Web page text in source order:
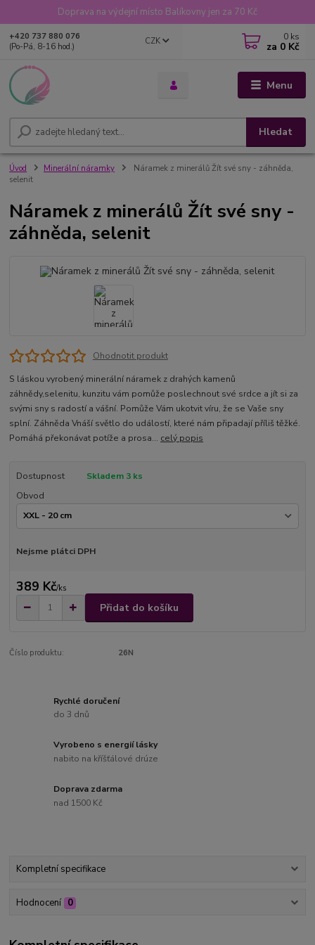
Doprava na výdejní místo Balíkovny jen za 70 Kč
Menu
CZK
Hledat
+420 737 880 076
(Po-Pá, 8-16 hod.)
0 ks
za 0 Kč
Úvod Minerální náramky
Náramek z minerálů Žít své sny - záhněda,
selenit
Náramek z minerálů Žít své sny -
záhněda, selenit
Ohodnotit produkt
S láskou vyrobený minerální náramek z drahých kamenů
záhnědy,selenitu, kunzitu vám pomůže poslechnout své srdce a jít si za
svými sny s radostí a vášní. Pomůže Vám ukotvit víru, že se Vaše sny
splní. Záhněda Vnáší světlo do událostí, které nám připadají příliš těžké.
Pomáhá překonávat potíže a prosa... celý popis
Dostupnost
Skladem 3 ks
Obvod
Nejsme plátci DPH
389 Kč/ks
Přidat do košíku
Číslo produktu: 26N
Rychlé doručení
do 3 dnů
Vyrobeno s energií lásky
nabito na kříšťálové drúze
Doprava zdarma
nad 1500 Kč
Kompletní specifikace
Hodnocení 0